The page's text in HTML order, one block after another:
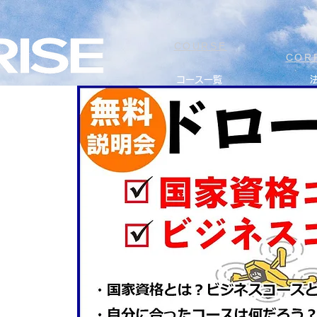
COURSE
コース一覧